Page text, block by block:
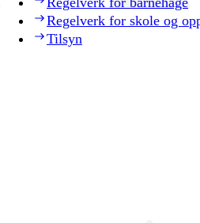
Regelverk for skole og
Tilsyn